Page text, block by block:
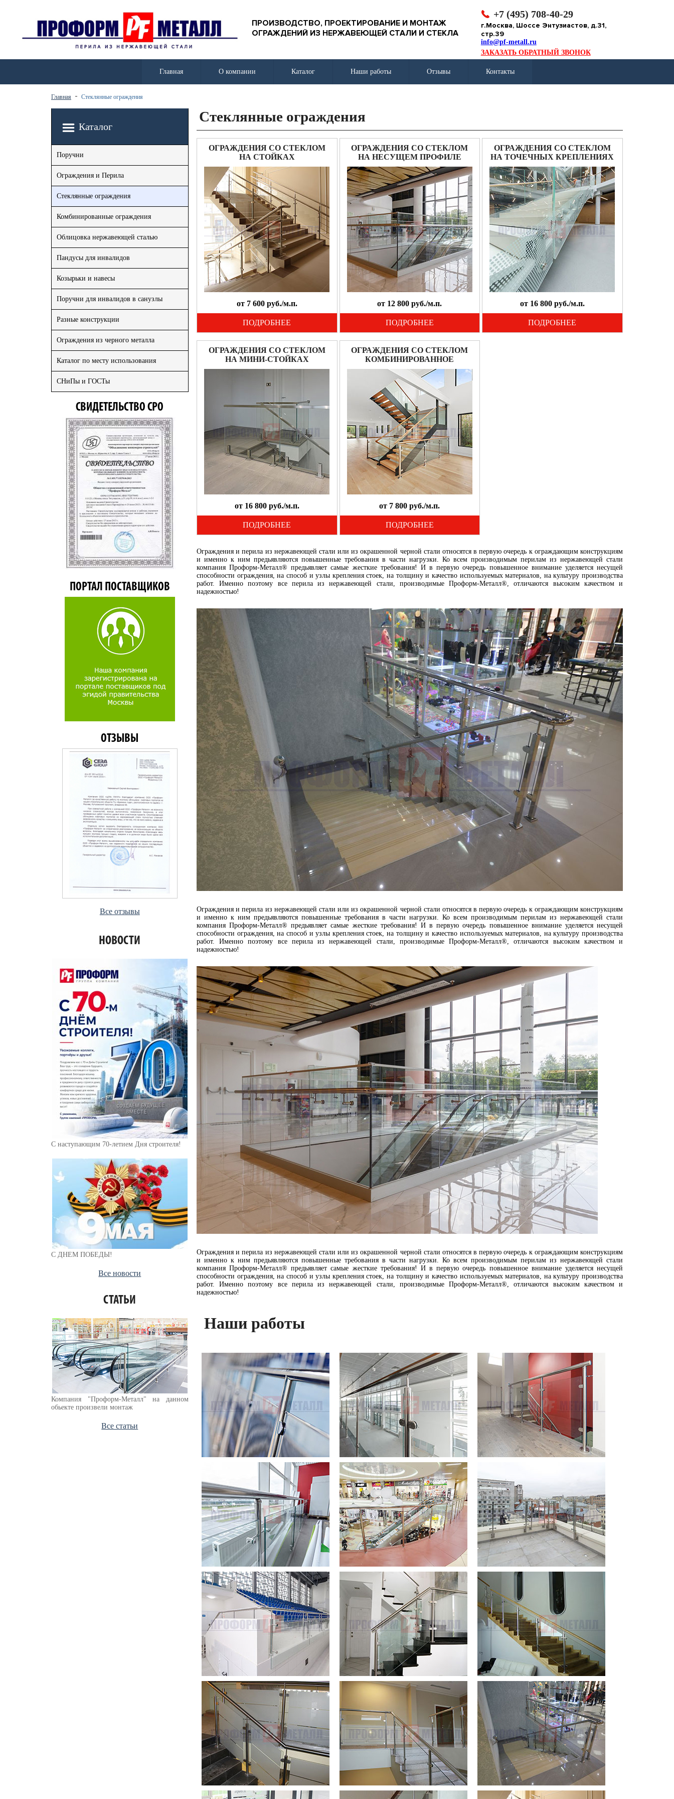
ПРОИЗВОДСТВО, ПРОЕКТИРОВАНИЕ И МОНТАЖ
ОГРАЖДЕНИЙ ИЗ НЕРЖАВЕЮЩЕЙ СТАЛИ И СТЕКЛА
+7 (495) 708-40-29
г.Москва, Шоссе Энтузиастов, д.31,
стр.39
info@pf-metall.ru
ЗАКАЗАТЬ ОБРАТНЫЙ ЗВОНОК
Главная О компании Каталог Наши работы Отзывы Контакты
Главная Стеклянные ограждения
Каталог
Поручни
Ограждения и Перила
Стеклянные ограждения
Комбинированные ограждения
Облицовка нержавеющей сталью
Пандусы для инвалидов
Козырьки и навесы
Поручни для инвалидов в санузлы
Разные конструкции
Ограждения из черного металла
Каталог по месту использования
СНиПы и ГОСТы
СВИДЕТЕЛЬСТВО СРО
ПОРТАЛ ПОСТАВЩИКОВ
ОТЗЫВЫ
Все отзывы
НОВОСТИ
С наступающим 70-летием Дня строителя!
С ДНЕМ ПОБЕДЫ!
Все новости
СТАТЬИ
Компания "Проформ-Металл" на данном
обьекте произвели монтаж
Все статьи
Стеклянные ограждения
ОГРАЖДЕНИЯ СО СТЕКЛОМ
НА СТОЙКАХ
от 7 600 руб./м.п.
ПОДРОБНЕЕ
ОГРАЖДЕНИЯ СО СТЕКЛОМ
НА НЕСУЩЕМ ПРОФИЛЕ
от 12 800 руб./м.п.
ПОДРОБНЕЕ
ОГРАЖДЕНИЯ СО СТЕКЛОМ
НА ТОЧЕЧНЫХ КРЕПЛЕНИЯХ
от 16 800 руб./м.п.
ПОДРОБНЕЕ
ОГРАЖДЕНИЯ СО СТЕКЛОМ
НА МИНИ-СТОЙКАХ
от 16 800 руб./м.п.
ПОДРОБНЕЕ
ОГРАЖДЕНИЯ СО СТЕКЛОМ
КОМБИНИРОВАННОЕ
от 7 800 руб./м.п.
ПОДРОБНЕЕ
Ограждения и перила из нержавеющей стали или из окрашенной черной стали относятся в первую очередь к ограждающим конструкциям
и именно к ним предьявляются повышенные требования в части нагрузки. Ко всем производимым перилам из нержавеющей стали
компания Проформ-Металл® предьявляет самые жесткие требования! И в первую очередь повышенное внимание уделяется несущей
способности ограждения, на способ и узлы крепления стоек, на толщину и качество используемых материалов, на культуру производства
работ. Именно поэтому все перила из нержавеющей стали, производимые Проформ-Металл®, отличаются высоким качеством и
надежностью!
Ограждения и перила из нержавеющей стали или из окрашенной черной стали относятся в первую очередь к ограждающим конструкциям
и именно к ним предьявляются повышенные требования в части нагрузки. Ко всем производимым перилам из нержавеющей стали
компания Проформ-Металл® предьявляет самые жесткие требования! И в первую очередь повышенное внимание уделяется несущей
способности ограждения, на способ и узлы крепления стоек, на толщину и качество используемых материалов, на культуру производства
работ. Именно поэтому все перила из нержавеющей стали, производимые Проформ-Металл®, отличаются высоким качеством и
надежностью!
Ограждения и перила из нержавеющей стали или из окрашенной черной стали относятся в первую очередь к ограждающим конструкциям
и именно к ним предьявляются повышенные требования в части нагрузки. Ко всем производимым перилам из нержавеющей стали
компания Проформ-Металл® предьявляет самые жесткие требования! И в первую очередь повышенное внимание уделяется несущей
способности ограждения, на способ и узлы крепления стоек, на толщину и качество используемых материалов, на культуру производства
работ. Именно поэтому все перила из нержавеющей стали, производимые Проформ-Металл®, отличаются высоким качеством и
надежностью!
Наши работы